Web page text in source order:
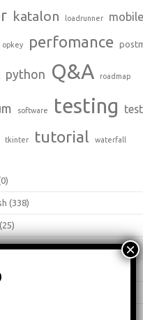
katalon loadrunner mobile
opkey perfomance
python Q&A roadmap
software testing
tkinter tutorial waterfall
(338)
(25)
(16)